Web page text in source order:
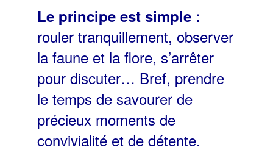
Le principe est simple :
rouler tranquillement, observer
la faune et la flore, s’arrêter
pour discuter… Bref, prendre
le temps de savourer de
précieux moments de
convivialité et de détente.